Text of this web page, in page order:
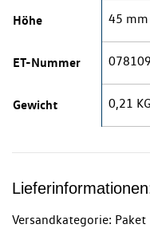
Höhe 45 mm
ET-Nummer
Gewicht 0,21 KG
Versandkategorie: Paket